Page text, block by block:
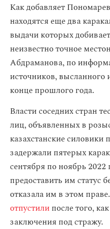
Как добавляет
находятся еще два
выдачи которых
неизвестно точное
Абдраманова, по
источников, высланного
конце прошлого года.
Власти соседних стран
лиц, объявленных в
казахстанские силовики
задержали пятерых
сентября по ноябрь
предоставить им статус
отказала им в этом
отпустилипосле того,
заключения под стражу.